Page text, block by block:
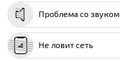
Проблема со звуком
Не ловит сеть